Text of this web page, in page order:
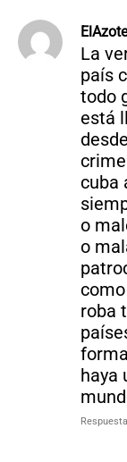
ElAzote
La
país
todo
está
cuba
o
o
roba
haya
Respuesta